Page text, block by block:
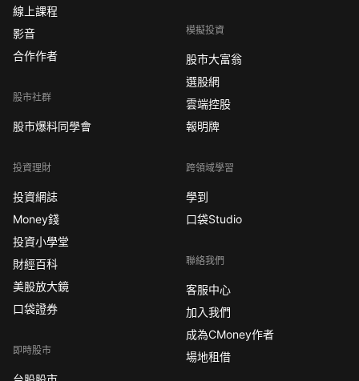
線上課程
影音
合作作者
股市社群
股市爆料同學會
投資理財
投資網誌
Money錢
投資小學堂
財經百科
美股放大鏡
口袋證券
即時股市
模擬投資
股市大富翁
選股網
雲端控股
報明牌
跨領域學習
學到
口袋Studio
聯絡我們
客服中心
加入我們
成為CMoney作者
場地租借